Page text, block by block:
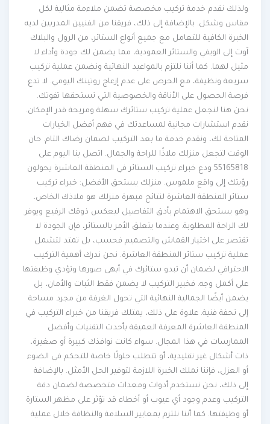
ولذلك نقدم خدمة تركيب مخصصة تضمن ملاءمة مثالية لكل
مقاس وشكل. بالإضافة إلى ذلك، فريقنا من الفنيين المدربين لديه
الخبرة الكافية للتعامل مع جميع أنواع الستائر، من الرول والبلاك
آوت إلى الويفي والستائر العمودية، مما يضمن لك جودة وأداء لا
مثيل لهما. كما أننا نلتزم بالمواعيد النهائية ونضمن عملية تركيب
سريعة ونظيفة، مع الحرص على عدم إزعاج روتينك اليومي. لا تدع
فرصة الحصول على الأناقة والخصوصية التي تستحقها تفوتك.
نحن هنا لنجعل عملية تركيب ستائرك سهلة ومريحة قدر الإمكان.
نقدم استشارات مجانية لمساعدتك في فهم أفضل الخيارات
المتاحة لك، ونقدم خدمة ما بعد التركيب لضمان رضاك التام. حان
الوقت لتجعل منزلك ملاذًا للراحة والجمال. اتصل بنا اليوم على
55165818 ودع خبراء تركيب الستائر في المنطقة العاشرة يحولون
رؤيتك إلى واقع ملموس. منزلك يستحق الأفضل: خبراء تركيب
ستائر المنطقة العاشرة لنتائج مبهرة منزلك هو ملاذك الخاص،
وهو يستحق الاهتمام بأدق التفاصيل ليعكس ذوقك الرفيع ويوفر
لك الراحة المطلوبة. وعندما يتعلق الأمر بالستائر، فإن الجودة لا
تقتصر على اختيار القماش والتصميم فحسب، بل تمتد لتشمل
عملية تركيب ستائر المنطقة العاشرة. نحن ندرك أهمية التركيب
الاحترافي لضمان أن تبدو ستائرك في أبهى صورها وتؤدي وظيفتها
على أكمل وجه. فخبير التركيب لا يضمن فقط الثبات والأمان، بل
يضمن أيضًا الجمالية النهائية التي تحول الغرفة من مجرد مساحة
إلى تحفة فنية. علاوة على ذلك، يمتلك فريقنا من خبراء التركيب في
المنطقة العاشرة المعرفة العميقة بأحدث التقنيات وأفضل
الممارسات في هذا المجال. سواء كانت نوافذك كبيرة أو صغيرة،
ذات أشكال غير تقليدية، أو تتطلب حلولًا خاصة للتحكم في الضوء
أو العزل، فإننا نملك الخبرة اللازمة لتوفير الحل الأمثل. بالإضافة
إلى ذلك، نحن نستخدم أدوات ومعدات متخصصة لضمان دقة
التركيب وعدم وجود أي عيوب أو أخطاء قد تؤثر على مظهر الستارة
أو وظيفتها. كما أننا نلتزم بمعايير السلامة والنظافة خلال عملية